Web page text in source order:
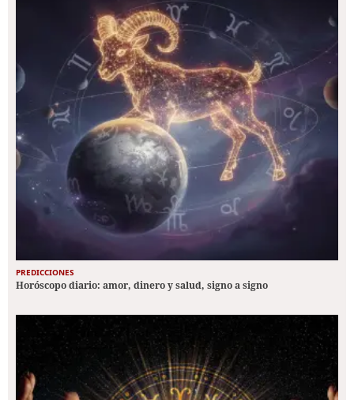
PREDICCIONES
Horóscopo diario: amor, dinero y salud, signo a signo